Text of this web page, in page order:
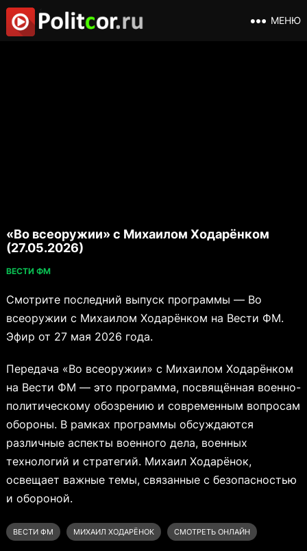
МЕНЮ
«Во всеоружии» с Михаилом Ходарёнком
(27.05.2026)
ВЕСТИ ФМ
Смотрите последний выпуск программы — Во
всеоружии с Михаилом Ходарёнком на Вести ФМ.
Эфир от 27 мая 2026 года.
Передача «Во всеоружии» с Михаилом Ходарёнком
на Вести ФМ — это программа, посвящённая военно-
политическому обозрению и современным вопросам
обороны. В рамках программы обсуждаются
различные аспекты военного дела, военных
технологий и стратегий. Михаил Ходарёнок,
освещает важные темы, связанные с безопасностью
и обороной.
ВЕСТИ ФМ МИХАИЛ ХОДАРЁНОК СМОТРЕТЬ ОНЛАЙН